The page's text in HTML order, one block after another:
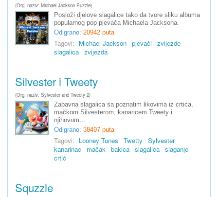
(Org. naziv: Michael Jackson Puzzle)
Posloži djelove slagalice tako da tvore sliku albuma
popularnog pop pjevača Michaela Jacksona.
Odigrano: 20942 puta
Tagovi: Michael Jackson pjevači zvijezde
slagalica zvijezda
Silvester i Tweety
(Org. naziv: Sylvester and Tweety 2)
Zabavna slagalica sa poznatim likovima iz crtića,
mačkom Silvesterom, kanaricem Tweety i
njihovom…
Odigrano: 38497 puta
Tagovi: Looney Tunes Twetty Sylvester
kanarinac
mačak bakica slagalica slaganje
crtić
Squzzle